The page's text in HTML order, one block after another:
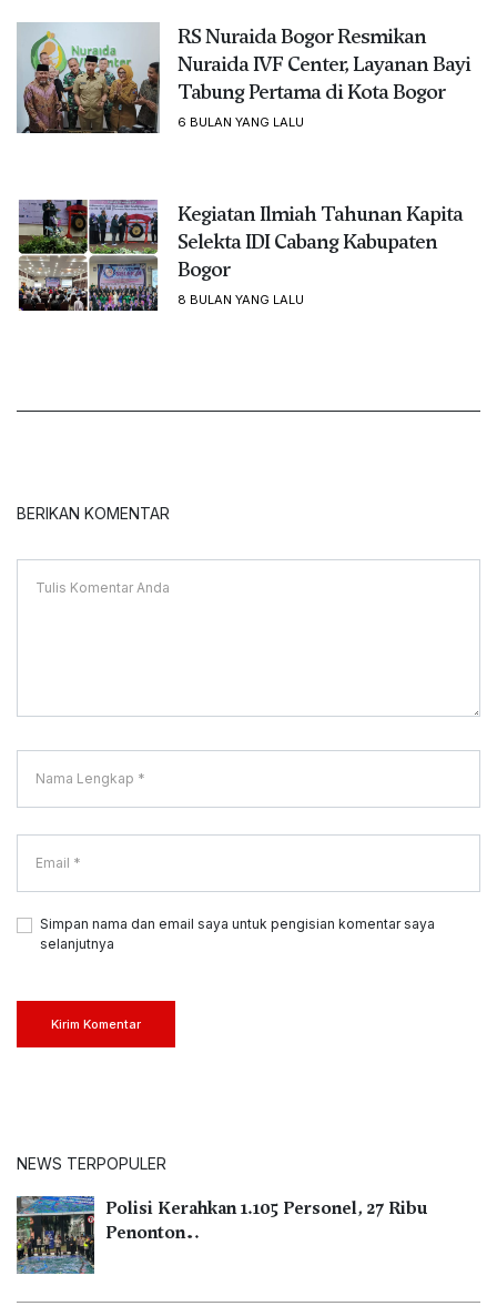
RS Nuraida Bogor Resmikan
Nuraida IVF Center, Layanan Bayi
Tabung Pertama di Kota Bogor
6 BULAN YANG LALU
Kegiatan Ilmiah Tahunan Kapita
Selekta IDI Cabang Kabupaten
Bogor
8 BULAN YANG LALU
BERIKAN KOMENTAR
Simpan nama dan email saya untuk pengisian komentar saya
selanjutnya
Kirim Komentar
NEWS TERPOPULER
Polisi Kerahkan 1.105 Personel, 27 Ribu
Penonton…